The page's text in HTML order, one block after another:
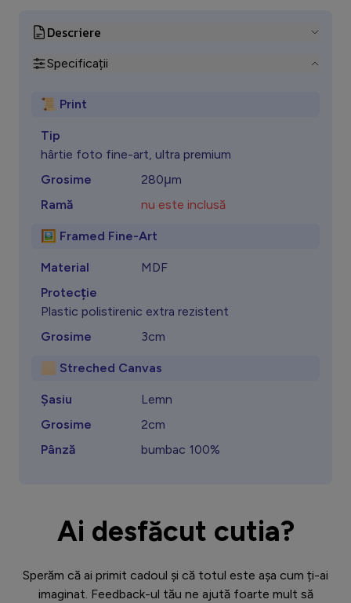
Descriere
Specificații
📜 Print
Tip
hârtie foto fine-art, ultra premium
Grosime
280μm
Ramă
nu este inclusă
🖼️ Framed Fine-Art
Material
MDF
Protecţie
Plastic polistirenic extra rezistent
Grosime
3cm
🏻 Streched Canvas
Șasiu
Lemn
Grosime
2cm
Pânză
bumbac 100%
Ai desfăcut cutia?
Sperăm că ai primit cadoul și că totul este așa cum ți-ai
imaginat. Feedback-ul tău ne ajută foarte mult să